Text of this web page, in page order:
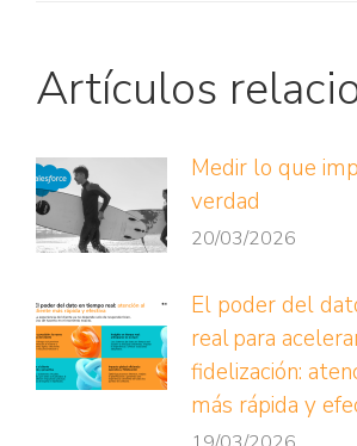
Artículos
Medir lo que
verdad
20/03/2026
El poder del
real para
fidelización:
más rápida y